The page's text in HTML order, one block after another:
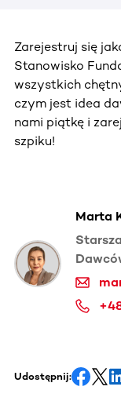
Zarejestruj się
Stanowisko
wszystkich
czym jest idea
nami piątkę i
szpiku!
Marta
Udostępnij: